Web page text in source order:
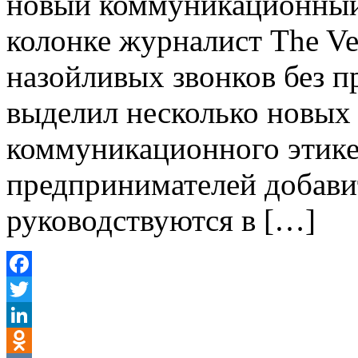
колонке журналист The
назойливых звонков без
выделил несколько
коммуникационного
предпринимателей
руководствуются в […]
Facebook
Twitter
LinkedIn